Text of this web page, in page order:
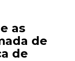
as
de
de